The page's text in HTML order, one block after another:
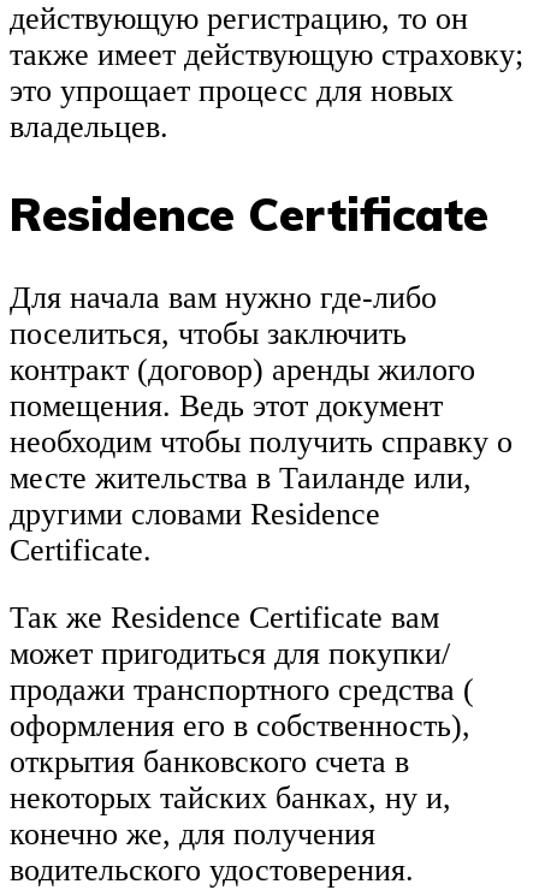
действующую регистрацию, то он
также имеет действующую страховку;
это упрощает процесс для новых
владельцев.
Residence Certificate
Для начала вам нужно где-либо
поселиться, чтобы заключить
контракт (договор) аренды жилого
помещения. Ведь этот документ
необходим чтобы получить справку о
месте жительства в Таиланде или,
другими словами Residence
Certificate.
Так же Residence Certificate вам
может пригодиться для покупки/
продажи транспортного средства (
оформления его в собственность),
открытия банковского счета в
некоторых тайских банках, ну и,
конечно же, для получения
водительского удостоверения.